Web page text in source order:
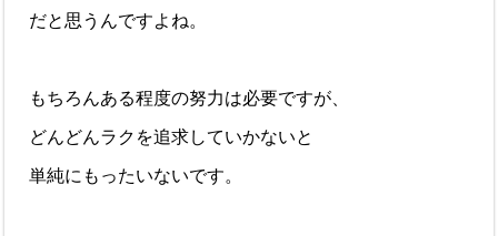
だと思うんですよね。
もちろんある程度の努力は必要ですが、
どんどんラクを追求していかないと
単純にもったいないです。